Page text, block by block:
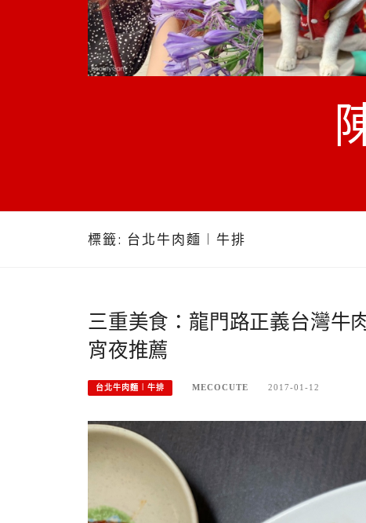
標籤: 台北牛肉麵︱牛排
三重美食：龍門路正義台灣牛
宵夜推薦
台北牛肉麵︱牛排 MECOCUTE 2017-01-12